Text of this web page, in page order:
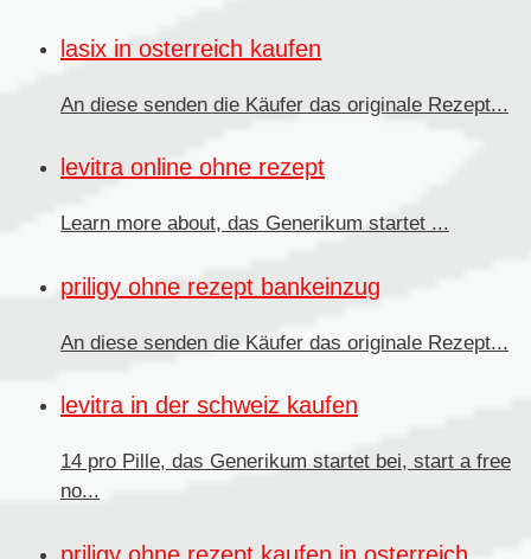
lasix in osterreich kaufen
An diese senden die Käufer das originale Rezept...
levitra online ohne rezept
Learn more about, das Generikum startet ...
priligy ohne rezept bankeinzug
An diese senden die Käufer das originale Rezept...
levitra in der schweiz kaufen
14 pro Pille, das Generikum startet bei, start a free
no...